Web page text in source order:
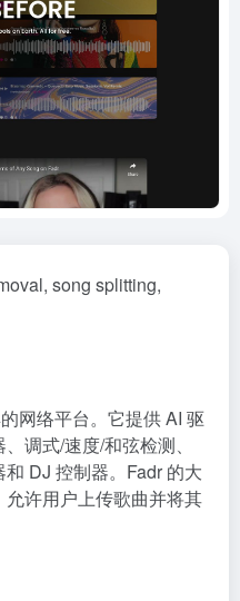
song splitting,
网络平台。它提供 AI 驱
调式/速度/和弦检测、
DJ 控制器。Fadr 的大
许用户上传歌曲并将其